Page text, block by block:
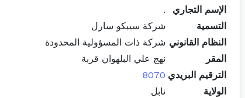
الإسم التجاري
.
التسمية
شركة سيبكو سارل
النظام القانوني شركة ذات المسؤولية المحدودة
المقر
نهج علي البلهوان قربة
الترقيم البريدي 8070
الولاية
نابل